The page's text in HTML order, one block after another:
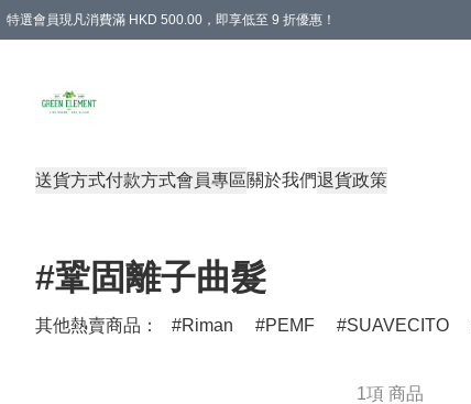
特選會員現凡消費滿 HKD 500.00，即享低至 9 折優惠！
送貨方式付款方式會員專區關於我們退貨政策
#鞏固離子曲髮
其他熱賣商品： Riman PEMF SUAVECITO
1項 商品